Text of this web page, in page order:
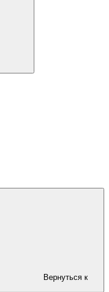
Вернуться к